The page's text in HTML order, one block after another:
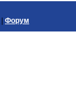
Форум